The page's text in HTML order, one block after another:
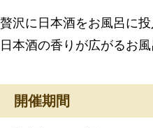
贅沢に日本酒をお風呂に投
日本酒の香りが広がるお
開催期間